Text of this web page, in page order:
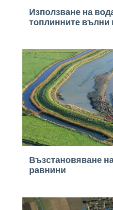
Използване на
топлинните вълни
Възстановяване
равнини